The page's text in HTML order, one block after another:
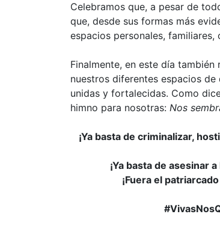
Celebramos que, a pesar de
que, desde sus formas más
espacios personales,
Finalmente, en este día
nuestros diferentes espacios
unidas y fortalecidas. Como
himno para nosotras: Nos
¡Ya basta de criminalizar,
¡Ya basta de asesinar
¡Fuera el